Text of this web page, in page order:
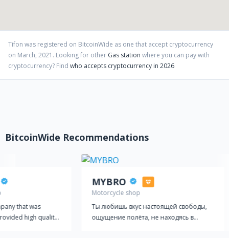
Tifon was registered on BitcoinWide as one that accept cryptocurrency
on March, 2021 . Looking for other Gas station where you can pay with
cryptocurrency? Find who accepts cryptocurrency in 2026
BitcoinWide Recommendations
that was
high quality
MYBRO
Motorcycle shop
Ты любишь вкус настоящей свободы,
ощущение полёта, не находясь в